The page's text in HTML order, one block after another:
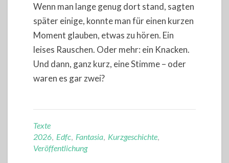
Wenn man lange genug dort stand, sagten
später einige, konnte man für einen kurzen
Moment glauben, etwas zu hören. Ein
leises Rauschen. Oder mehr: ein Knacken.
Und dann, ganz kurz, eine Stimme – oder
waren es gar zwei?
Texte
2026, Edfc, Fantasia, Kurzgeschichte,
Veröffentlichung